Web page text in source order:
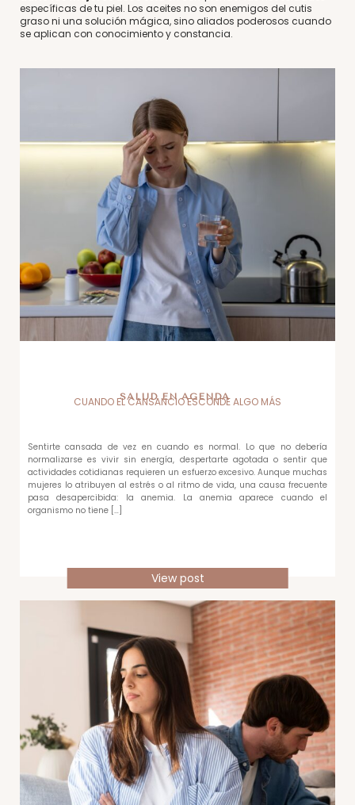
específicas de tu piel. Los aceites no son enemigos del cutis
graso ni una solución mágica, sino aliados poderosos cuando
se aplican con conocimiento y constancia.
SALUD EN AGENDA
CUANDO EL CANSANCIO ESCONDE ALGO MÁS
Sentirte cansada de vez en cuando es normal. Lo que no debería
normalizarse es vivir sin energía, despertarte agotada o sentir que
actividades cotidianas requieren un esfuerzo excesivo. Aunque muchas
mujeres lo atribuyen al estrés o al ritmo de vida, una causa frecuente
pasa desapercibida: la anemia. La anemia aparece cuando el
organismo no tiene […]
View post